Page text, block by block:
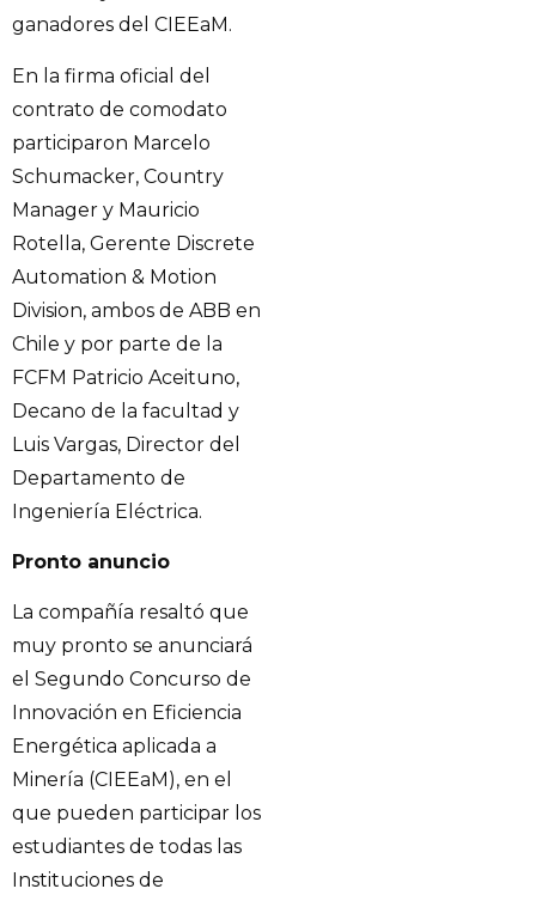
ganadores del CIEEaM.
En la firma oficial del
contrato de comodato
participaron Marcelo
Schumacker, Country
Manager y Mauricio
Rotella, Gerente Discrete
Automation & Motion
Division, ambos de ABB en
Chile y por parte de la
FCFM Patricio Aceituno,
Decano de la facultad y
Luis Vargas, Director del
Departamento de
Ingeniería Eléctrica.
Pronto anuncio
La compañía resaltó que
muy pronto se anunciará
el Segundo Concurso de
Innovación en Eficiencia
Energética aplicada a
Minería (CIEEaM), en el
que pueden participar los
estudiantes de todas las
Instituciones de